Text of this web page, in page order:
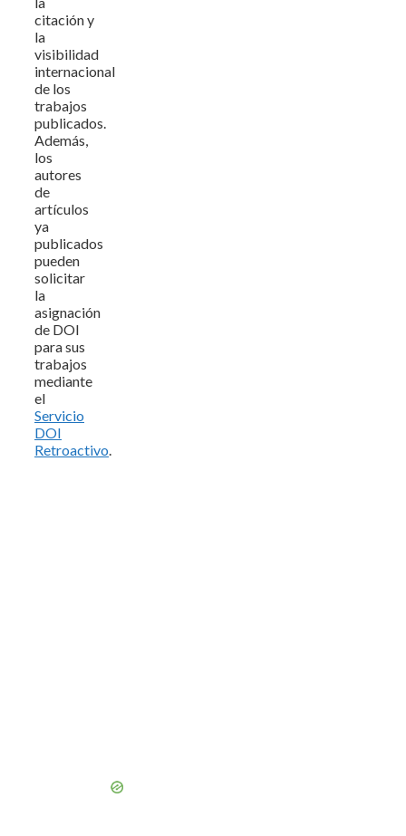
citación y
la
visibilidad
internacional
de los
trabajos
publicados.
Además,
los
autores
de
artículos
ya
publicados
pueden
solicitar
la
asignación
de DOI
para sus
trabajos
mediante
el
Servicio
DOI
Retroactivo